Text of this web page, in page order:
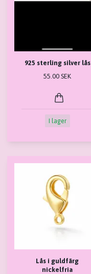
925 sterling silver lås
55.00 SEK
I lager
Lås i guldfärg
nickelfria